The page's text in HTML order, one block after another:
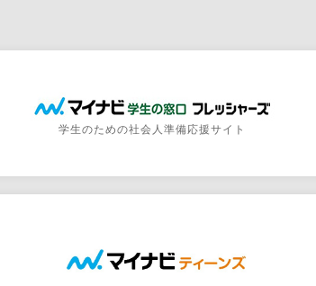
学生のための社会人準備応援サイト